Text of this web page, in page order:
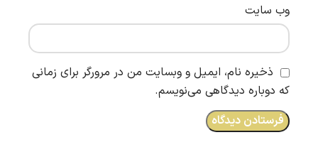
وب‌ سایت
ذخیره نام، ایمیل و وبسایت من در مرورگر برای زمانی
که دوباره دیدگاهی می‌نویسم.